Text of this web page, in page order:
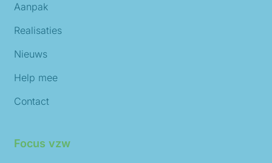
Aanpak
Realisaties
Nieuws
Help mee
Contact
Focus vzw